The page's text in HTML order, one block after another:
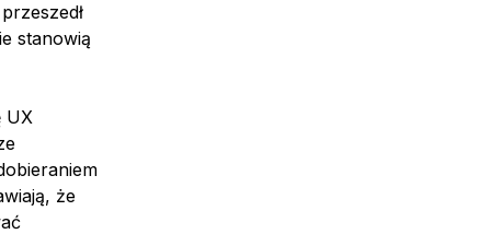
stanowią
UX
że